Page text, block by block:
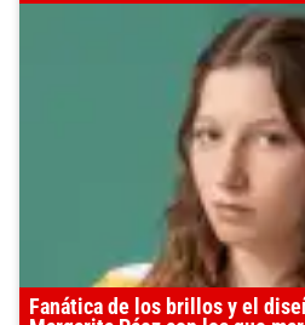
Fanática de los brillos y el